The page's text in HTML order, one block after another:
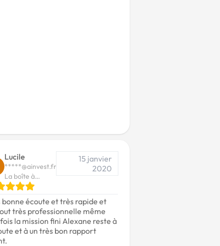
Lucile
*****@ainvest.fr
La boîte à
formule
15 janvier
2020
bonne écoute et très rapide et
très professionnelle même
la mission fini Alexane reste à
et à un très bon rapport